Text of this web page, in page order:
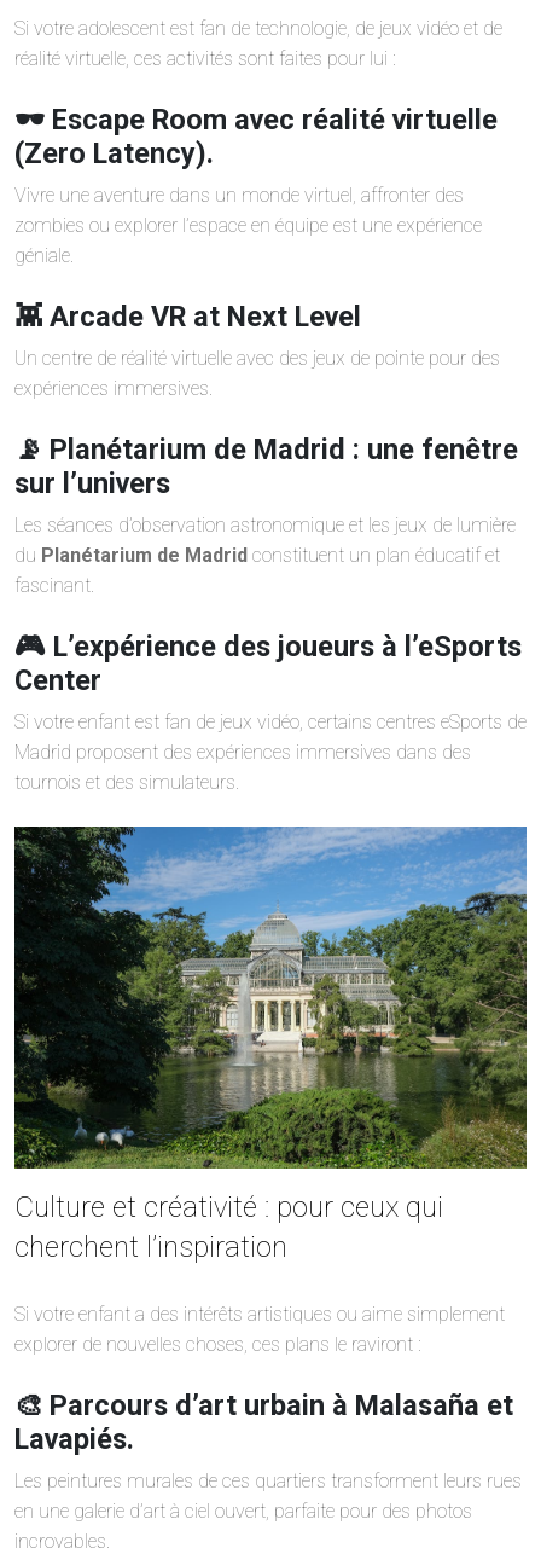
Si votre adolescent est fan de technologie, de jeux vidéo et de
réalité virtuelle, ces activités sont faites pour lui :
🕶️ Escape Room avec réalité virtuelle
(Zero Latency).
Vivre une aventure dans un monde virtuel, affronter des
zombies ou explorer l’espace en équipe est une expérience
géniale.
👾 Arcade VR at Next Level
Un centre de réalité virtuelle avec des jeux de pointe pour des
expériences immersives.
📡 Planétarium de Madrid : une fenêtre
sur l’univers
Les séances d’observation astronomique et les jeux de lumière
du Planétarium de Madrid constituent un plan éducatif et
fascinant.
🎮 L’expérience des joueurs à l’eSports
Center
Si votre enfant est fan de jeux vidéo, certains centres eSports de
Madrid proposent des expériences immersives dans des
tournois et des simulateurs.
Culture et créativité : pour ceux qui
cherchent l’inspiration
Si votre enfant a des intérêts artistiques ou aime simplement
explorer de nouvelles choses, ces plans le raviront :
🎨 Parcours d’art urbain à Malasaña et
Lavapiés.
Les peintures murales de ces quartiers transforment leurs rues
en une galerie d’art à ciel ouvert, parfaite pour des photos
incroyables.